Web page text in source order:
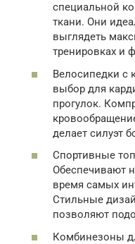
специальной
ткани. Они
выглядеть
тренировках и
Велосипедки с
выбор для
прогулок.
делает силуэт
Спортивные
Обеспечивают
время самых
Стильные
позволяют
Комбинезоны